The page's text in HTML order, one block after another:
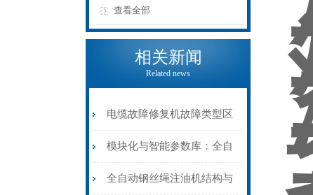
查看全部
相关新闻
Related news
电缆故障修复机故障类型区
分指南：从“绝缘电
阻”到“波形特征”的精准诊
模块化与智能参数库：全自
动电缆修复机的快速换型逻
全自动钢丝绳注油机结构与